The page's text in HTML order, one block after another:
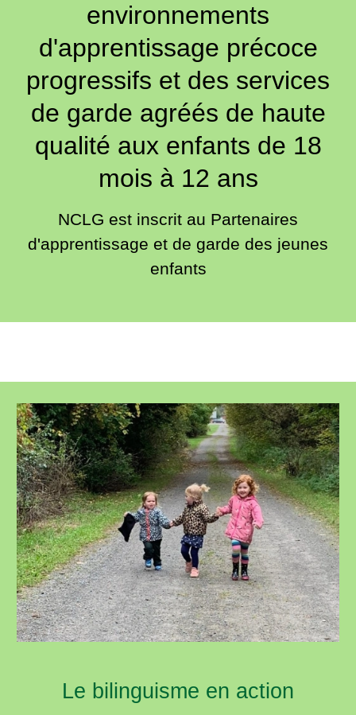
environnements
d'apprentissage précoce
progressifs et des services
de garde agréés de haute
qualité aux enfants de 18
mois à 12 ans
NCLG est inscrit au Partenaires
d'apprentissage et de garde des jeunes
enfants
Le bilinguisme en action